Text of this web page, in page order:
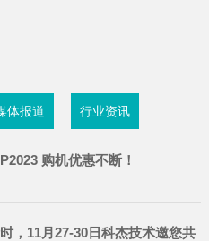
体报道 行业资讯
购机优惠不断！
，11月27-30日科杰技术邀您共